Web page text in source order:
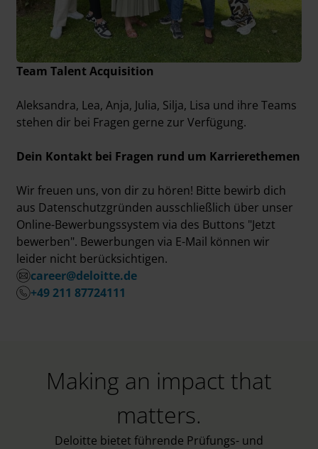
Team Talent Acquisition
Aleksandra, Lea, Anja, Julia, Silja, Lisa und ihre Teams
stehen dir bei Fragen gerne zur Verfügung.
Dein Kontakt bei Fragen rund um Karrierethemen
Wir freuen uns, von dir zu hören! Bitte bewirb dich
aus Datenschutzgründen ausschließlich über unser
Online-Bewerbungssystem via des Buttons "Jetzt
bewerben". Bewerbungen via E-Mail können wir
leider nicht berücksichtigen.
career@deloitte.de
+49 211 87724111
Making an impact that
matters.
Deloitte bietet führende Prüfungs- und